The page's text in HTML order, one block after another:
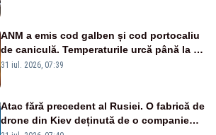
ANM a emis cod galben și cod portocaliu
de caniculă. Temperaturile urcă până la 38
de grade, iar nopțile devin tropicale
31 iul. 2026, 07:39
Atac fără precedent al Rusiei. O fabrică de
drone din Kiev deținută de o companie